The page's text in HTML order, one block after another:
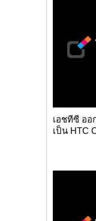
เอชทีซี ออ
เป็น HTC